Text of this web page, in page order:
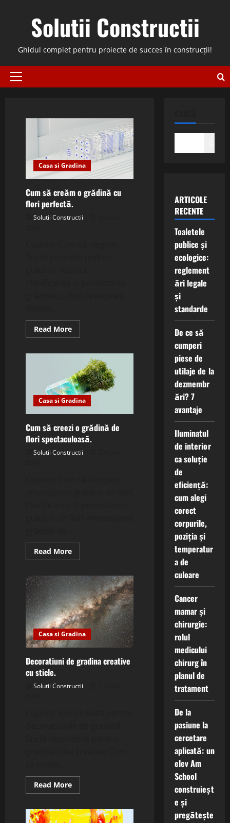
Solutii Constructii
Ghidul complet pentru proiecte de succes în construcții!
Primary
Casa si Gradina
Cum să creăm o grădină cu
flori perfectă.
Solutii Constructii
Read MoreRead
more
creăm
o
grădină
cu
flori
perfectă.
Casa si Gradina
Cum să creezi o grădină de
flori spectaculoasă.
Solutii Constructii
Read MoreRead
more
să
creezi
o
grădină
de
flori
spectaculoasă.
Casa si Gradina
Decoratiuni de gradina creative
cu sticle.
Solutii Constructii
Read MoreRead
more
de
gradina
ARTICOLE
RECENTE
Toaletele
publice și
ecologice:
reglement
ări legale
și
standarde
De ce să
cumperi
piese de
utilaje de la
dezmembr
ări? 7
avantaje
Iluminatul
de interior
ca soluție
de
eficiență:
cum alegi
corect
corpurile,
poziția și
temperatur
a de
culoare
Cancer
mamar și
chirurgie:
rolul
medicului
chirurg în
planul de
tratament
De la
pasiune la
cercetare
aplicată: un
elev Am
School
construieșt
e și
pregătește